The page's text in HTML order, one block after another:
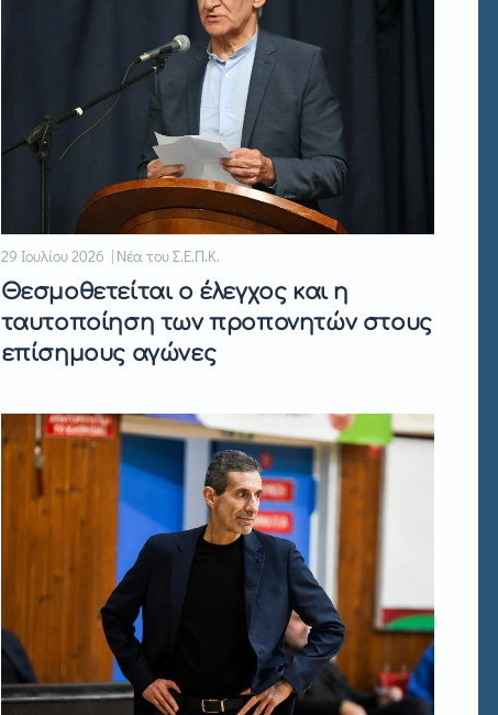
29 Ιουλίου 2026 | Νέα του Σ.Ε.Π.Κ.
Θεσμοθετείται ο έλεγχος και η
ταυτοποίηση των προπονητών στους
επίσημους αγώνες